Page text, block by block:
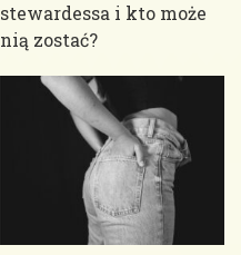
stewardessa i kto może
nią zostać?